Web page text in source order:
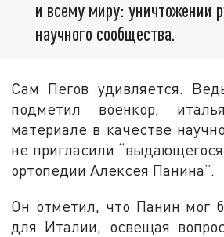
и всему миру: уничтожении
научного сообщества.
Сам Пегов удивляется.
подметил военкор,
материале в качестве
не пригласили
ортопедии Алексея Панина”.
Он отметил, что Панин мог
для Италии, освещая